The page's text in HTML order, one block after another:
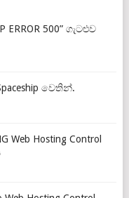
ERROR 500” ගැටළුව
වෙතින්.
Web Hosting Control